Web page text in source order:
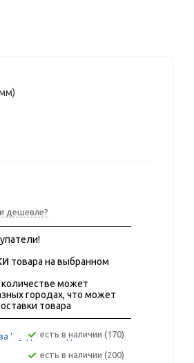
дешевле?
товара на выбранном
может
городах, что может
товара
"Сугдак" склад 12А
Есть в наличии (170)
Есть в наличии (200)